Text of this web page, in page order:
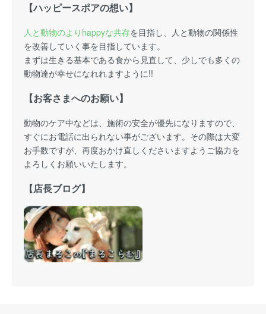
【ハッピースポアの想い】
人と動物のよりhappyな共存を目指し、人と動物の関係性
を改善していく事を目指しています。
まずは生きる基本である食から見直して、少しでも多くの
動物達が幸せになれれますように!!
【お客さまへのお願い】
動物のケア中などは、施術の安全が優先になりますので、
すぐにお電話に出られない事がございます。その際は大変
お手数ですが、再度おかけ直しくださいますようご協力を
よろしくお願いいたします。
【店長ブログ】